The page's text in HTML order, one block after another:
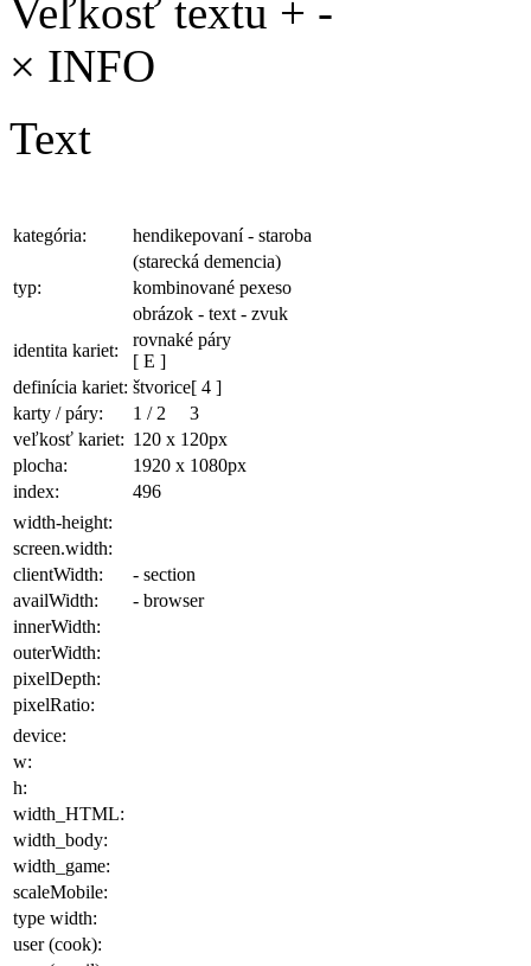
Veľkosť textu + -
× INFO
Text
kategória:
hendikepovaní - staroba
(starecká demencia)
typ:
kombinované pexeso
obrázok - text - zvuk
identita kariet:
rovnaké páry
[ E ]
definícia kariet: štvorice[ 4 ]
karty / páry:
1 / 2
3
veľkosť kariet: 120 x 120px
plocha: 1920 x 1080px
index:
496
width-height:
screen.width:
clientWidth:
- section
availWidth:
- browser
innerWidth:
outerWidth:
pixelDepth:
pixelRatio:
device:
w:
h:
width_HTML:
width_body:
width_game:
scaleMobile:
type width:
user (cook):